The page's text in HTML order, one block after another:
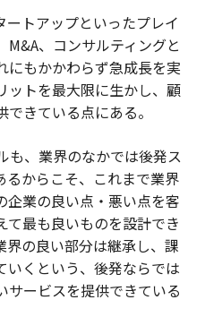
トアップといったプレイ
、コンサルティングと
にもかかわらず急成長を実
ットを最大限に生かし、顧
きている点にある。
も、業界のなかでは後発ス
るからこそ、これまで業界
企業の良い点・悪い点を客
最も良いものを設計でき
界の良い部分は継承し、課
いくという、後発ならでは
サービスを提供できている